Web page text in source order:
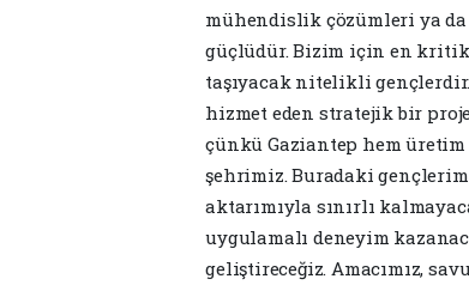
mühendislik çözümleri ya
güçlüdür. Bizim için en kritik
taşıyacak nitelikli
hizmet eden stratejik bir
çünkü Gaziantep hem
şehrimiz. Buradaki
aktarımıyla sınırlı
uygulamalı deneyim
geliştireceğiz. Amacımız,